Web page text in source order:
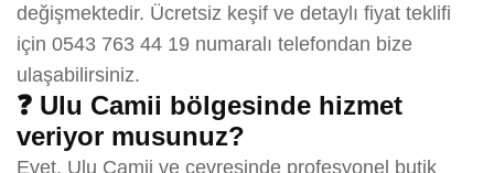
değişmektedir. Ücretsiz keşif ve detaylı fiyat teklifi
için 0543 763 44 19 numaralı telefondan bize
ulaşabilirsiniz.
❓ Ulu Camii bölgesinde hizmet
veriyor musunuz?
Evet, Ulu Camii ve çevresinde profesyonel butik